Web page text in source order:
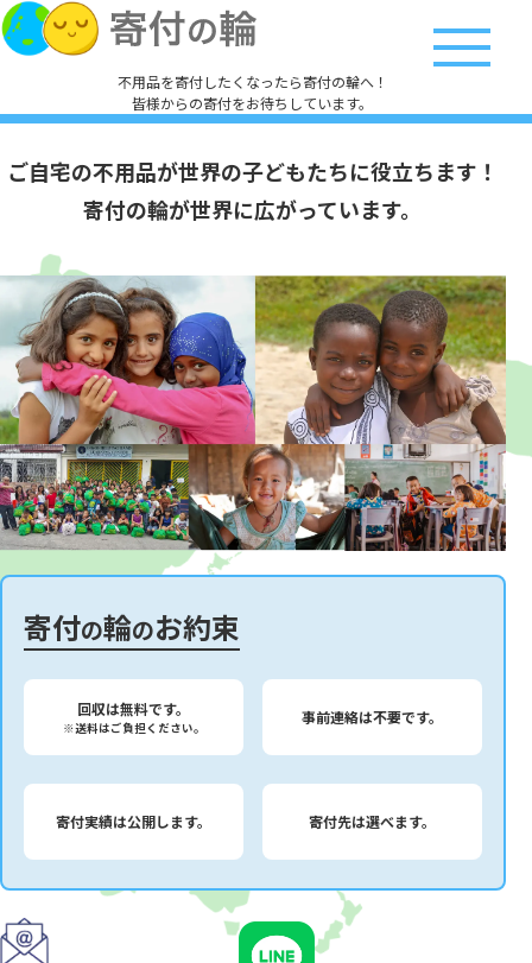
不用品を寄付したくなったら寄付の輪へ！
皆様からの寄付をお待ちしています。
ご自宅の不用品が世界の子どもたちに役立ちます！
寄付の輪が世界に広がっています。
寄付の輪のお約束
回収は無料です。
※送料はご負担ください。
事前連絡は不要です。
寄付実績は公開します。 寄付先は選べます。